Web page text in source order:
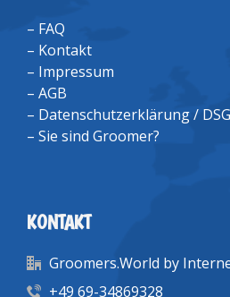
– FAQ
– Kontakt
– Impressum
– AGB
– Datenschutzerklärung /
– Sie sind Groomer?
KONTAKT
Groomers.World by
+49 69-34869328